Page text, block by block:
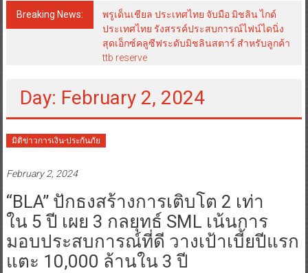
เศรษฐกิจ-
การเมือง-
Breaking News:
พรูเด็นเชียล ประเทศไทย จับมือ มิชลิน ไกด์
ประเทศไทย รังสรรค์ประสบการณ์ไฟน์ไดนิ่ง
สุดเอ็กซ์คลูซีฟระดับมิชลินสตาร์ สำหรับลูกค้า
ttb reserve
Day: February 2, 2024
มิติข่าวการเงิน-ประกันภัย
February 2, 2024
“BLA” ปักธงสร้างการเติบโต 2 เท่า
ใน 5 ปี เผย 3 กลยุทธ์ SML เน้นการ
มอบประสบการณ์ที่ดี วางเป้าเบี้ยปีแรก
แตะ 10,000 ล้านใน 3 ปี